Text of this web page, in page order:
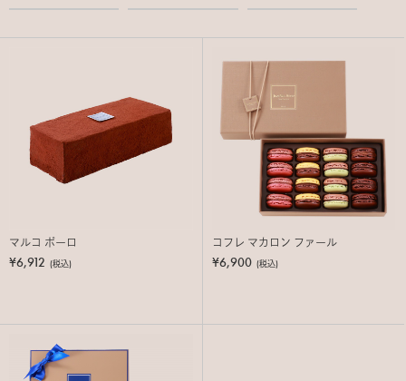
マルコ ポーロ
¥6,912 (税込)
コフレ マカロン ファール
¥6,900 (税込)